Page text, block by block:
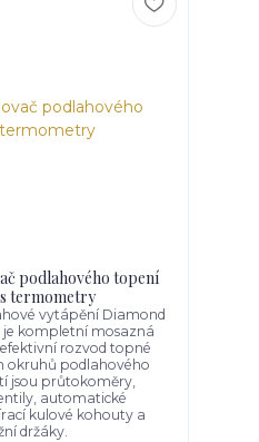
podlahového topení
termometry
vytápění Diamond
kompletní mosazná
rozvod topné
okruhů podlahového
jsou průtokoměry,
automatické
kulové kohouty a
držáky.